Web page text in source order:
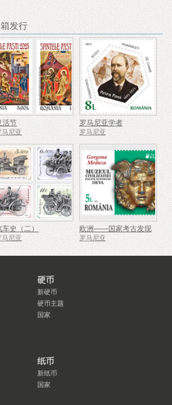
发行
活节
马尼亚
罗马尼亚学者
罗马尼亚
车史（二）
马尼亚
欧洲——国家考古发现
罗马尼亚
硬币
新硬币
硬币主题
国家
纸币
新纸币
国家